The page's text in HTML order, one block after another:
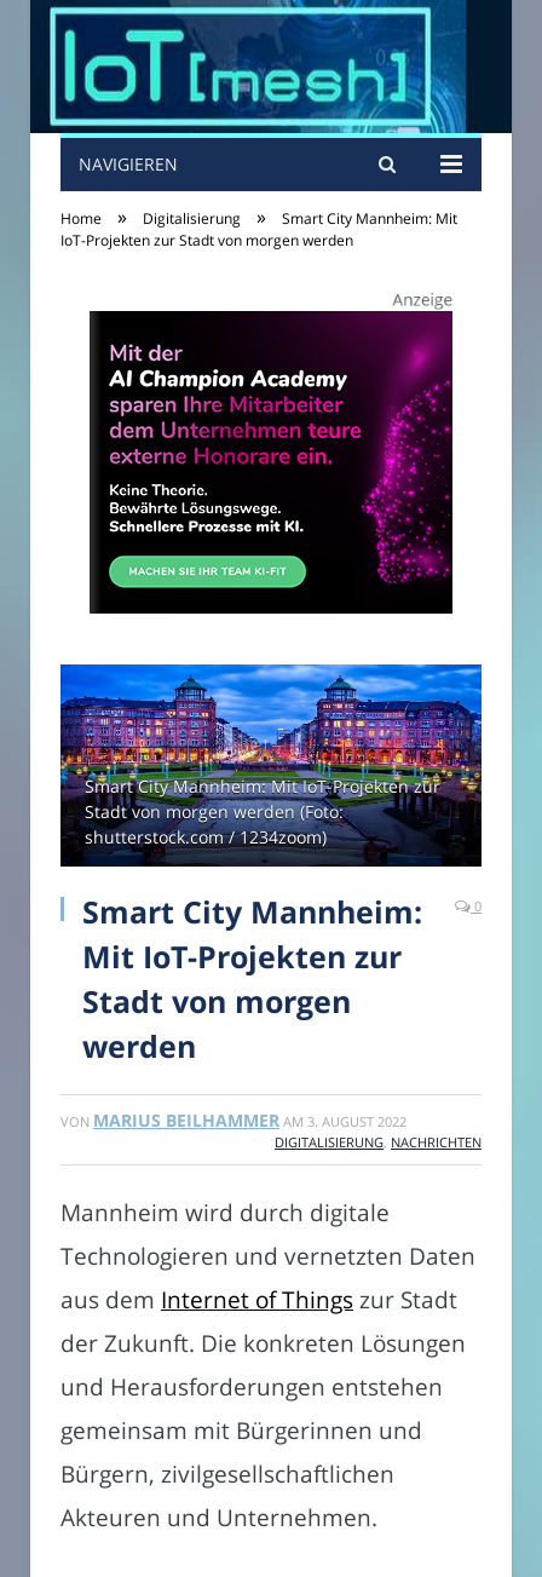
NAVIGIEREN
Home » Digitalisierung »
Smart City Mannheim: Mit
IoT-Projekten zur Stadt von morgen werden
Smart City Mannheim: Mit IoT-Projekten zur
Stadt von morgen werden (Foto:
shutterstock.com / 1234zoom)
Smart City Mannheim:
Mit IoT-Projekten zur
Stadt von morgen
werden
0
VON MARIUS BEILHAMMER AM 3. AUGUST 2022
DIGITALISIERUNG, NACHRICHTEN
Mannheim wird durch digitale
Technologieren und vernetzten Daten
aus dem Internet of Thingszur Stadt
der Zukunft. Die konkreten Lösungen
und Herausforderungen entstehen
gemeinsam mit Bürgerinnen und
Bürgern, zivilgesellschaftlichen
Akteuren und Unternehmen.